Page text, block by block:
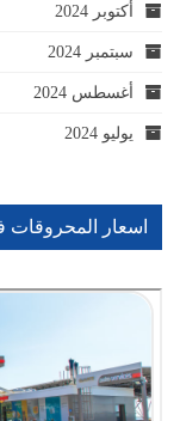
أكتوبر 2024
سبتمبر 2024
أغسطس 2024
يوليو 2024
اسعار المحروقات